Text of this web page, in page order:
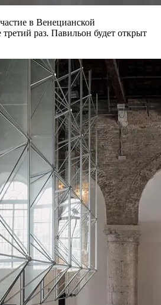
в Венецианской
раз. Павильон будет открыт